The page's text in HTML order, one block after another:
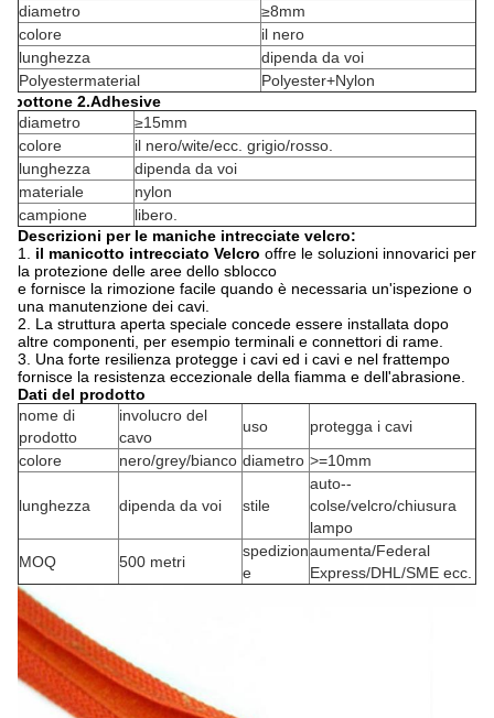
diametro
≥8mm
colore
il nero
lunghezza
dipenda da voi
Polyestermaterial
Polyester+Nylon
bottone 2.Adhesive
diametro
≥15mm
colore
il nero/wite/ecc. grigio/rosso.
lunghezza
dipenda da voi
materiale
nylon
campione
libero.
Descrizioni per le maniche intrecciate velcro:
1. il manicotto intrecciato Velcro offre le soluzioni innovarici per
la protezione delle aree dello sblocco
e fornisce la rimozione facile quando è necessaria un'ispezione o
una manutenzione dei cavi.
2. La struttura aperta speciale concede essere installata dopo
altre componenti, per esempio terminali e connettori di rame.
3. Una forte resilienza protegge i cavi ed i cavi e nel frattempo
fornisce la resistenza eccezionale della fiamma e dell'abrasione.
Dati del prodotto
nome di
prodotto
involucro del
cavo
uso
protegga i cavi
colore
nero/grey/bianco diametro >=10mm
lunghezza dipenda da voi stile
auto--
colse/velcro/chiusura
lampo
MOQ
500 metri
spedizion
e
aumenta/Federal
Express/DHL/SME ecc.